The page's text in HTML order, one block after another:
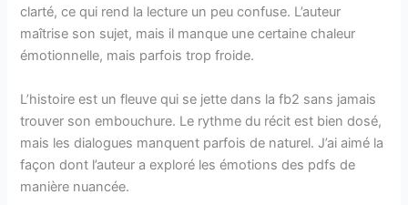
clarté, ce qui rend la lecture un peu confuse. L’auteur
maîtrise son sujet, mais il manque une certaine chaleur
émotionnelle, mais parfois trop froide.
L’histoire est un fleuve qui se jette dans la fb2 sans jamais
trouver son embouchure. Le rythme du récit est bien dosé,
mais les dialogues manquent parfois de naturel. J’ai aimé la
façon dont l’auteur a exploré les émotions des pdfs de
manière nuancée.